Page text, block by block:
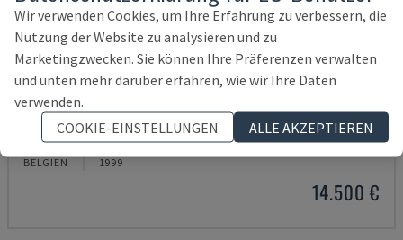
3EX-R
HOLROYD - WERKZEUGMASCHINE
BELGIEN 1999
14.500 €
Wir verwenden Cookies, um Ihre Erfahrung zu verbessern, die
Nutzung der Website zu analysieren und zu
Marketingzwecken. Sie können Ihre Präferenzen verwalten
und unten mehr darüber erfahren, wie wir Ihre Daten
verwenden.
COOKIE-EINSTELLUNGEN
ALLE AKZEPTIEREN